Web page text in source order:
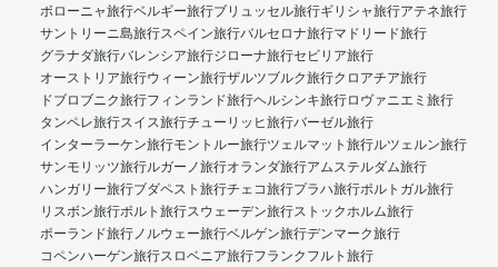
ボローニャ旅行ベルギー旅行ブリュッセル旅行ギリシャ旅行アテネ旅行
サントリーニ島旅行スペイン旅行バルセロナ旅行マドリード旅行
グラナダ旅行バレンシア旅行ジローナ旅行セビリア旅行
オーストリア旅行ウィーン旅行ザルツブルク旅行クロアチア旅行
ドブロブニク旅行フィンランド旅行ヘルシンキ旅行ロヴァニエミ旅行
タンペレ旅行スイス旅行チューリッヒ旅行バーゼル旅行
インターラーケン旅行モントルー旅行ツェルマット旅行ルツェルン旅行
サンモリッツ旅行ルガーノ旅行オランダ旅行アムステルダム旅行
ハンガリー旅行ブダペスト旅行チェコ旅行プラハ旅行ポルトガル旅行
リスボン旅行ポルト旅行スウェーデン旅行ストックホルム旅行
ポーランド旅行ノルウェー旅行ベルゲン旅行デンマーク旅行
コペンハーゲン旅行スロベニア旅行フランクフルト旅行